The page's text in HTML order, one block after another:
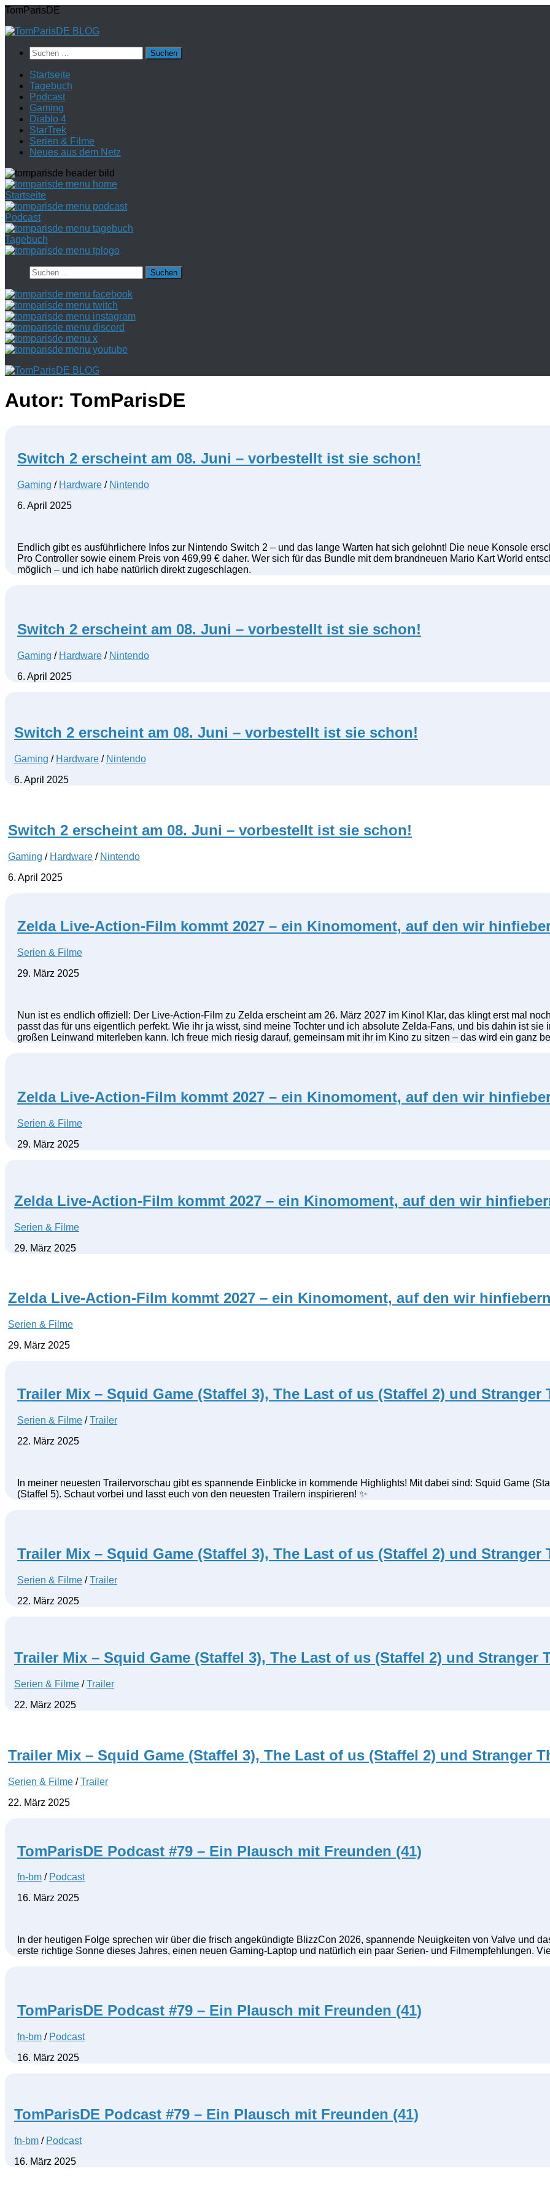
Zum
springen
TomParisDE
Suchen
nach:
Startseite
Tagebuch
Podcast
Gaming
Diablo 4
StarTrek
Serien & Filme
Neues aus dem Netz
Startseite
Podcast
Tagebuch
Suchen
nach:
Autor: TomParisDE
Switch 2 erscheint am 08. Juni – vorbestellt ist sie schon!
Gaming / Hardware / Nintendo
6. April 2025
Endlich gibt es ausführlichere Infos zur Nintendo Switch 2 – und das lange Warten hat sich gelohnt! Die neue Konsole
Pro Controller sowie einem Preis von 469,99 € daher. Wer sich für das Bundle mit dem brandneuen Mario Kart World
möglich – und ich habe natürlich direkt zugeschlagen.
Switch 2 erscheint am 08. Juni – vorbestellt ist sie schon!
Gaming / Hardware / Nintendo
6. April 2025
Switch 2 erscheint am 08. Juni – vorbestellt ist sie schon!
Gaming / Hardware / Nintendo
6. April 2025
Switch 2 erscheint am 08. Juni – vorbestellt ist sie schon!
Gaming / Hardware / Nintendo
6. April 2025
Zelda Live-Action-Film kommt 2027 – ein Kinomoment, auf den wir
Serien & Filme
29. März 2025
Nun ist es endlich offiziell: Der Live-Action-Film zu Zelda erscheint am 26. März 2027 im Kino! Klar, das klingt erst mal
passt das für uns eigentlich perfekt. Wie ihr ja wisst, sind meine Tochter und ich absolute Zelda-Fans, und bis dahin ist sie
großen Leinwand miterleben kann. Ich freue mich riesig darauf, gemeinsam mit ihr im Kino zu sitzen – das wird ein ganz
Zelda Live-Action-Film kommt 2027 – ein Kinomoment, auf den wir
Serien & Filme
29. März 2025
Zelda Live-Action-Film kommt 2027 – ein Kinomoment, auf den wir
Serien & Filme
29. März 2025
Zelda Live-Action-Film kommt 2027 – ein Kinomoment, auf den wir
Serien & Filme
29. März 2025
Trailer Mix – Squid Game (Staffel 3), The Last of us (Staffel 2) und Stranger
Serien & Filme /Trailer
22. März 2025
In meiner neuesten Trailervorschau gibt es spannende Einblicke in kommende Highlights! Mit dabei sind: Squid Game
(Staffel 5). Schaut vorbei und lasst euch von den neuesten Trailern inspirieren! ✨
Trailer Mix – Squid Game (Staffel 3), The Last of us (Staffel 2) und Stranger
Serien & Filme /Trailer
22. März 2025
Trailer Mix – Squid Game (Staffel 3), The Last of us (Staffel 2) und Stranger
Serien & Filme /Trailer
22. März 2025
Trailer Mix – Squid Game (Staffel 3), The Last of us (Staffel 2) und Stranger
Serien & Filme /Trailer
22. März 2025
TomParisDE Podcast #79 – Ein Plausch mit Freunden (41)
fn-bm / Podcast
16. März 2025
In der heutigen Folge sprechen wir über die frisch angekündigte BlizzCon 2026, spannende Neuigkeiten von Valve und
erste richtige Sonne dieses Jahres, einen neuen Gaming-Laptop und natürlich ein paar Serien- und Filmempfehlungen.
TomParisDE Podcast #79 – Ein Plausch mit Freunden (41)
fn-bm / Podcast
16. März 2025
TomParisDE Podcast #79 – Ein Plausch mit Freunden (41)
fn-bm / Podcast
16. März 2025